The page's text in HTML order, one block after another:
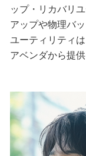
ップ・リカバリ
アップや物理バ
ユーティリティ
アベンダから提供